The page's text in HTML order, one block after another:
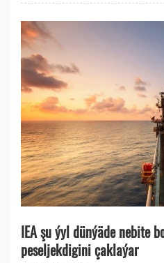
IEA şu ýyl dünýäde nebite
peseljekdigini çaklaýar